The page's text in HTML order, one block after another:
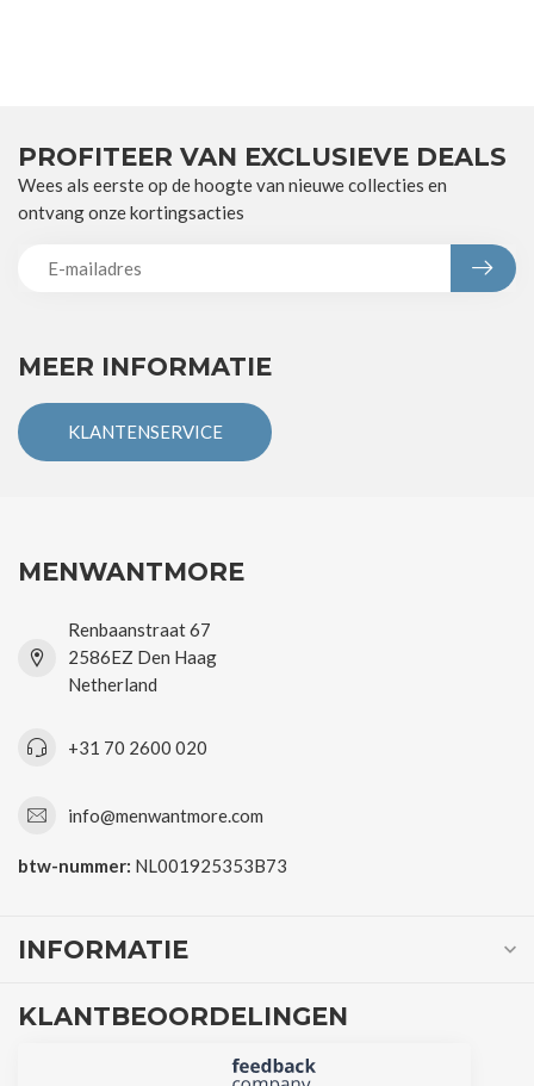
MEER INFORMATIE
KLANTENSERVICE
PROFITEER VAN EXCLUSIEVE DEALS
Wees als eerste op de hoogte van nieuwe collecties en
ontvang onze kortingsacties
MENWANTMORE
Renbaanstraat 67
2586EZ Den Haag
Netherland
+31 70 2600 020
info@menwantmore.com
btw-nummer: NL001925353B73
INFORMATIE
KLANTBEOORDELINGEN